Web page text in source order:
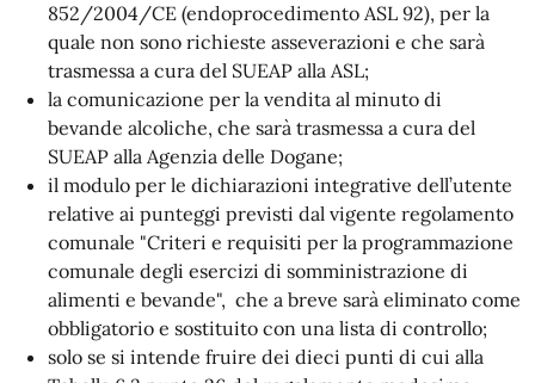
852/2004/CE (endoprocedimento ASL 92), per la
quale non sono richieste asseverazioni e che sarà
trasmessa a cura del SUEAP alla ASL;
la comunicazione per la vendita al minuto di
bevande alcoliche, che sarà trasmessa a cura del
SUEAP alla Agenzia delle Dogane;
il modulo per le dichiarazioni integrative dell’utente
relative ai punteggi previsti dal vigente regolamento
comunale "Criteri e requisiti per la programmazione
comunale degli esercizi di somministrazione di
alimenti e bevande", che a breve sarà eliminato come
obbligatorio e sostituito con una lista di controllo;
solo se si intende fruire dei dieci punti di cui alla